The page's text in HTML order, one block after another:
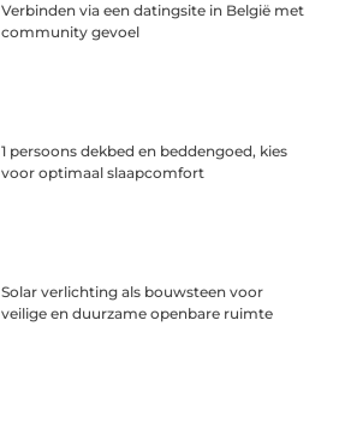
Verbinden via een datingsite in België met
community gevoel
1 persoons dekbed en beddengoed, kies
voor optimaal slaapcomfort
Solar verlichting als bouwsteen voor
veilige en duurzame openbare ruimte